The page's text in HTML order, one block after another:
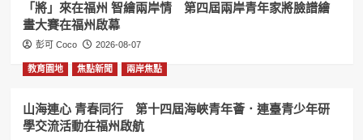
「將」來在福州 智繪兩岸情 第四屆兩岸青年家將臉譜繪
畫大賽在福州啟幕
彭可 Coco 2026-08-07
教育園地 焦點新聞 兩岸焦點
山海連心 青春同行 第十四屆海峽青年薈．連臺青少年研
學交流活動在福州啟航